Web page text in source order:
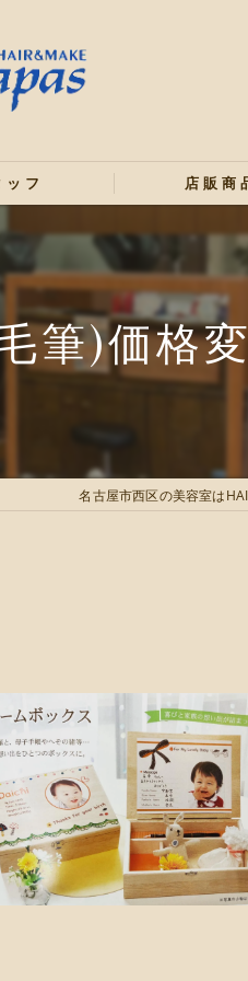
ッフ 店販商
筆)価格
名古屋市西区の美容室は